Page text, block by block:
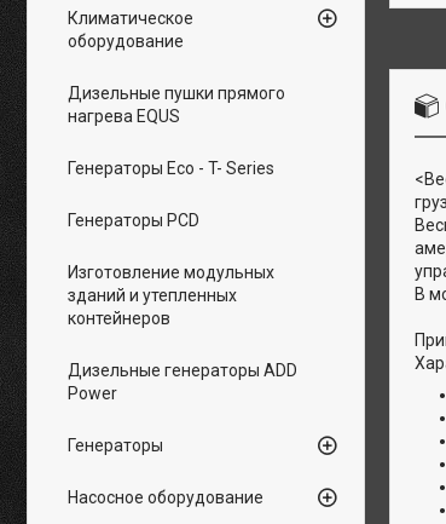
В
Климатическое
оборудование
Дизельные пушки прямого
нагрева EQUS
Генераторы Eco - T- Series
Генераторы PCD
Изготовление модульных
зданий и утепленных
контейнеров
Дизельные генераторы ADD
Power
Генераторы
Насосное оборудование